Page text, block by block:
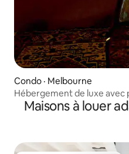
Condo · Melbourne
Hébergement de luxe avec
Maisons à louer